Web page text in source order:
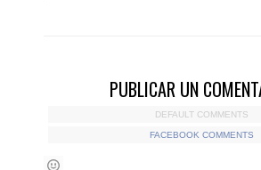
PUBLICAR UN
DEFAULT COMMENTS
FACEBOOK COMMENTS